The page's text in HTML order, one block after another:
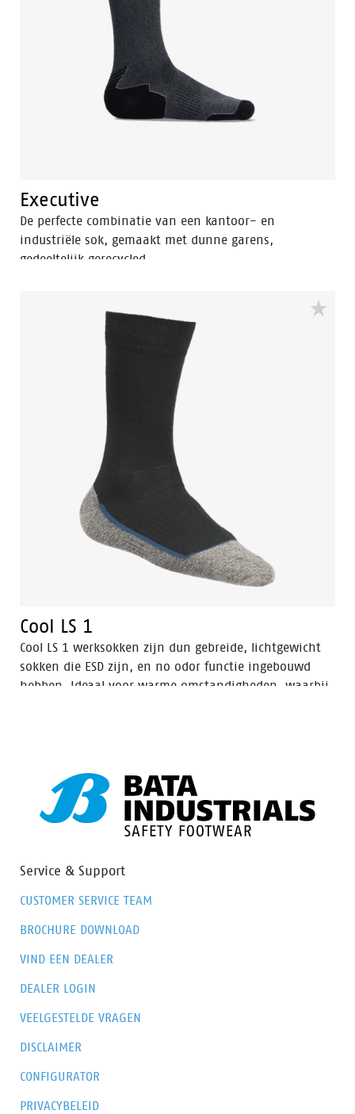
Executive
De perfecte combinatie van een kantoor- en
industriële sok, gemaakt met dunne garens,
gedeeltelijk gerecycled.
Cool LS 1
Cool LS 1 werksokken zijn dun gebreide, lichtgewicht
sokken die ESD zijn, en no odor functie ingebouwd
hebben. Ideaal voor warme omstandigheden, waarbij
Service & Support
CUSTOMER SERVICE TEAM
BROCHURE DOWNLOAD
VIND EEN DEALER
DEALER LOGIN
VEELGESTELDE VRAGEN
DISCLAIMER
CONFIGURATOR
PRIVACYBELEID